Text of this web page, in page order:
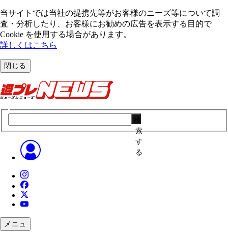
当サイトでは当社の提携先等がお客様のニーズ等について調
査・分析したり、お客様にお勧めの広告を表⽰する⽬的で
Cookie を使⽤する場合があります。
詳しくはこちら
閉じる
索
す
る
メニュ